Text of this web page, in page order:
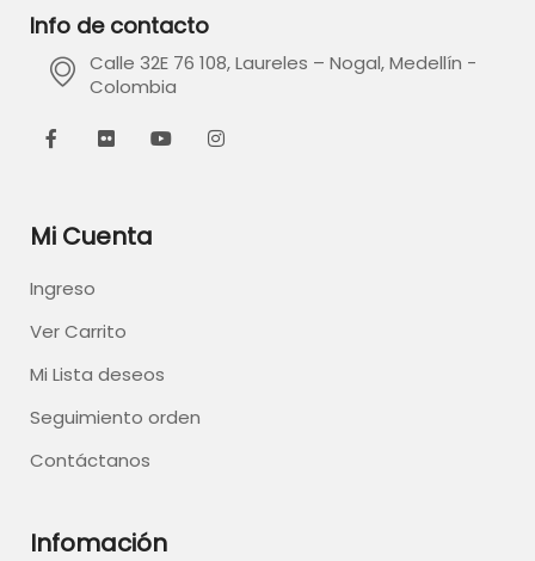
Info de contacto
Calle 32E 76 108, Laureles – Nogal, Medellín -
Colombia
Mi Cuenta
Ingreso
Ver Carrito
Mi Lista deseos
Seguimiento orden
Contáctanos
Infomación